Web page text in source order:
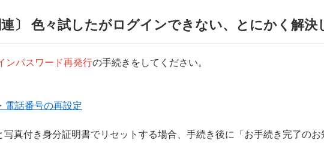
連〕 色々試したがログインできない、とにかく解決
ンパスワード再発行の手続きをしてください。
電話番号の再設定
真付き身分証明書でリセットする場合、手続き後に「お手続き完了の